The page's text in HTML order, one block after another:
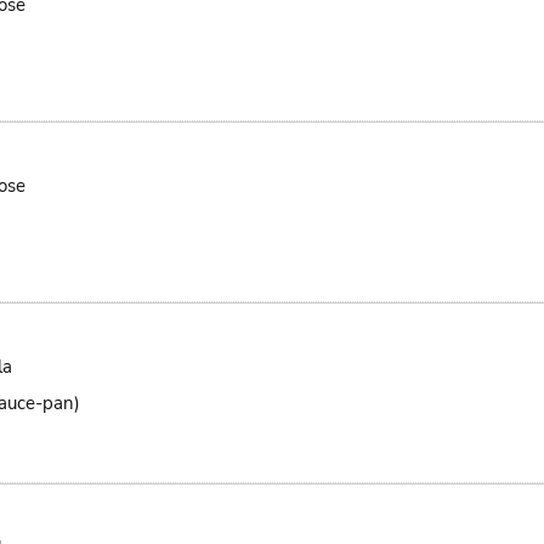
pan)